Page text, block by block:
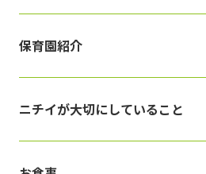
保育園紹介
ニチイが大切にしていること